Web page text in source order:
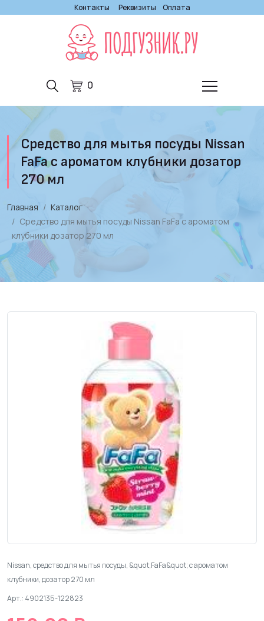
Контакты Реквизиты Оплата
0
Средство для мытья посуды Nissan
FaFa с ароматом клубники дозатор
270 мл
Главная
Каталог
Средство для мытья посуды Nissan FaFa с ароматом
клубники дозатор 270 мл
Nissan, средство для мытья посуды, &quot;FaFa&quot; с ароматом
клубники, дозатор 270 мл
Арт.: 4902135-122823